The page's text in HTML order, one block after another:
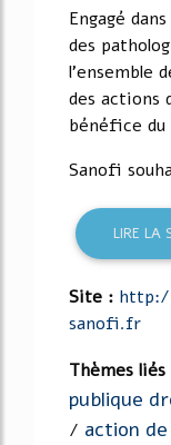
Engagé
des
l'ensemble
des actions
bénéfice
Sanofi
LIRE LA
Site :
sanofi.fr
Thèmes liés
publique
/ action